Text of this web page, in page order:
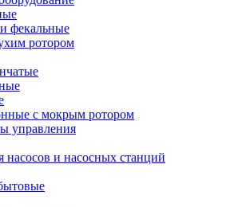
фекальные
ротором
с мокрым ротором
управления
и насосных станций